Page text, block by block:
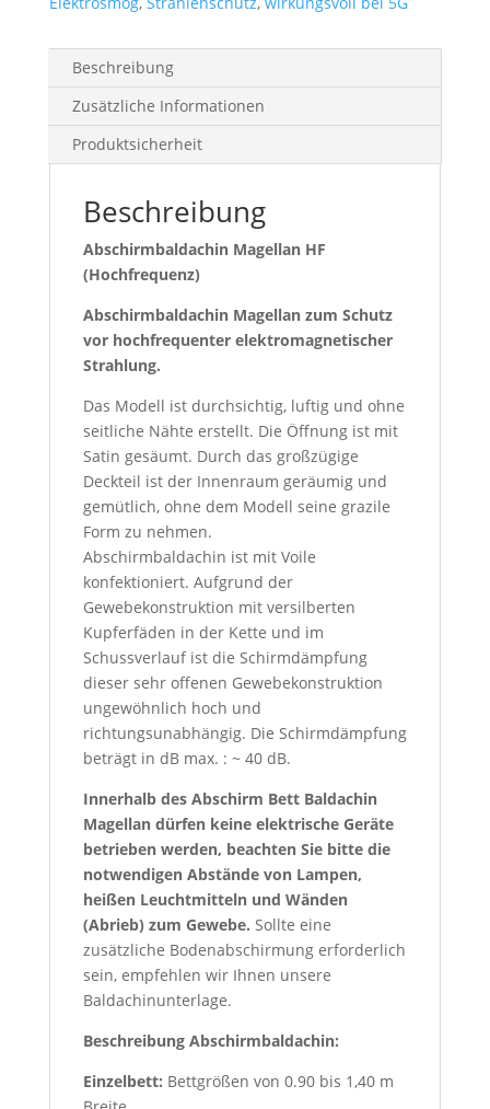
Beschreibung
Zusätzliche Informationen
Produktsicherheit
Beschreibung
Abschirmbaldachin Magellan HF
(Hochfrequenz)
Abschirmbaldachin Magellan zum Schutz
vor hochfrequenter elektromagnetischer
Strahlung.
Das Modell ist durchsichtig, luftig und ohne
seitliche Nähte erstellt. Die Öffnung ist mit
Satin gesäumt. Durch das großzügige
Deckteil ist der Innenraum geräumig und
gemütlich, ohne dem Modell seine grazile
Form zu nehmen.
Abschirmbaldachin ist mit Voile
konfektioniert. Aufgrund der
Gewebekonstruktion mit versilberten
Kupferfäden in der Kette und im
Schussverlauf ist die Schirmdämpfung
dieser sehr offenen Gewebekonstruktion
ungewöhnlich hoch und
richtungsunabhängig. Die Schirmdämpfung
beträgt in dB max. : ~ 40 dB.
Innerhalb des Abschirm Bett Baldachin
Magellan dürfen keine elektrische Geräte
betrieben werden, beachten Sie bitte die
notwendigen Abstände von Lampen,
heißen Leuchtmitteln und Wänden
(Abrieb) zum Gewebe. Sollte eine
zusätzliche Bodenabschirmung erforderlich
sein, empfehlen wir Ihnen unsere
Baldachinunterlage.
Beschreibung Abschirmbaldachin:
Einzelbett: Bettgrößen von 0.90 bis 1,40 m